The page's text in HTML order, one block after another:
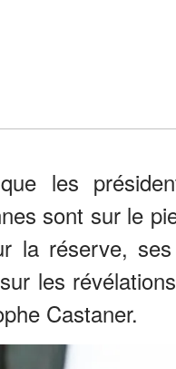
les
sont sur le
la réserve,
les
Castaner.